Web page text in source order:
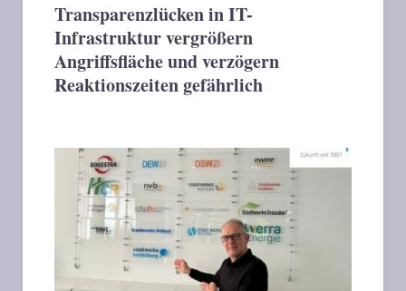
Transparenzlücken in IT-
Infrastruktur vergrößern
Angriffsfläche und verzögern
Reaktionszeiten gefährlich